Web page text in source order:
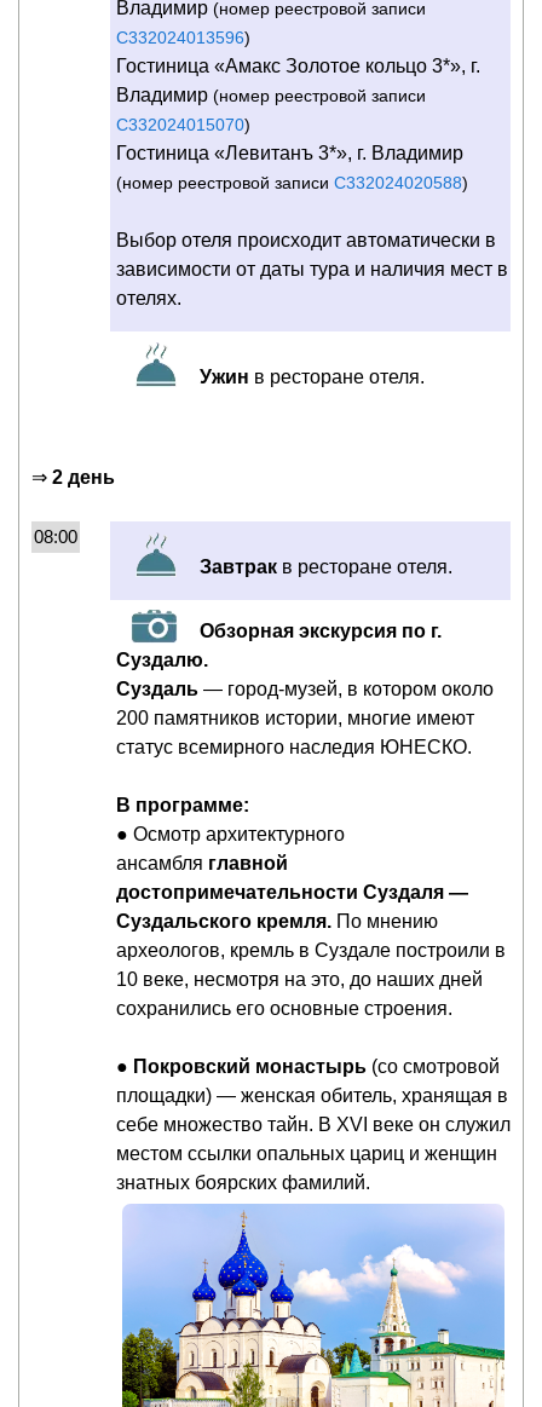
Владимир (номер реестровой записи
С332024013596)
Гостиница «Амакс Золотое кольцо 3*», г.
Владимир (номер реестровой записи
С332024015070)
Гостиница «Левитанъ 3*», г. Владимир
(номер реестровой записи С332024020588)
Выбор отеля происходит автоматически в
зависимости от даты тура и наличия мест в
отелях.
Ужин в ресторане отеля.
⇒ 2 день
08:00
Завтрак в ресторане отеля.
Обзорная экскурсия по г.
Суздалю.
Суздаль — город-музей, в котором около
200 памятников истории, многие имеют
статус всемирного наследия ЮНЕСКО.
В программе:
● Осмотр архитектурного
ансамбля главной
достопримечательности Суздаля —
Суздальского кремля. По мнению
археологов, кремль в Суздале построили в
10 веке, несмотря на это, до наших дней
сохранились его основные строения.
● Покровский монастырь (со смотровой
площадки) — женская обитель, хранящая в
себе множество тайн. В XVI веке он служил
местом ссылки опальных цариц и женщин
знатных боярских фамилий.